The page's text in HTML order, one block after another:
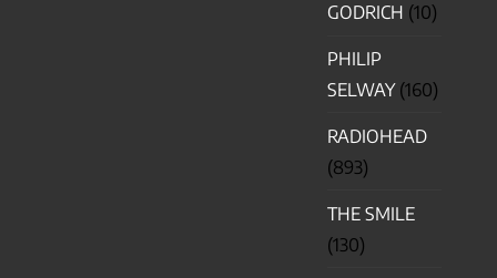
GODRICH (10)
PHILIP
SELWAY(160)
RADIOHEAD
(893)
THE SMILE
(130)